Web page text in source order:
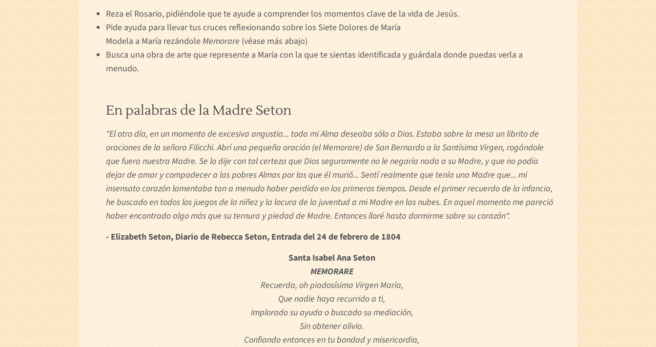
Reza el Rosario, pidiéndole que te ayude a comprender los momentos clave de la vida de Jesús.
Pide ayuda para llevar tus cruces reflexionando sobre los Siete Dolores de María
Modela a María rezándoleMemorare(véase más abajo)
Busca una obra de arte que represente a María con la que te sientas identificada y guárdala donde puedas verla a
menudo.
En palabras de la Madre Seton
"El otro día, en un momento de excesiva angustia... toda mi Alma deseaba sólo a Dios. Estaba sobre la mesa un librito de
oraciones de la señora Filicchi. Abrí una pequeña oración (el Memorare) de San Bernardo a la Santísima Virgen, rogándole
que fuera nuestra Madre. Se lo dije con tal certeza que Dios seguramente no le negaría nada a su Madre, y que no podía
dejar de amar y compadecer a las pobres Almas por las que él murió... Sentí realmente que tenía una Madre que... mi
insensato corazón lamentaba tan a menudo haber perdido en los primeros tiempos. Desde el primer recuerdo de la infancia,
he buscado en todos los juegos de la niñez y la locura de la juventud a mi Madre en las nubes. En aquel momento me pareció
haber encontrado algo más que su ternura y piedad de Madre. Entonces lloré hasta dormirme sobre su corazón".
- Elizabeth Seton, Diario de Rebecca Seton, Entrada del 24 de febrero de 1804
Santa Isabel Ana Seton
MEMORARE
Recuerda, oh piadosísima Virgen María,
Que nadie haya recurrido a ti,
Implorado su ayuda o buscado su mediación,
Sin obtener alivio.
Confiando entonces en tu bondad y misericordia,